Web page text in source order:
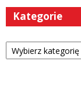
Kategorie
Kategorie